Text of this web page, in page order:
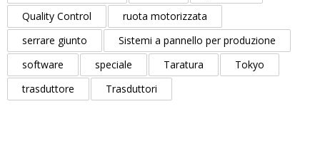
Quality Control
ruota motorizzata
serrare giunto
Sistemi a pannello per produzione
software
speciale Taratura
Tokyo
trasduttore
Trasduttori